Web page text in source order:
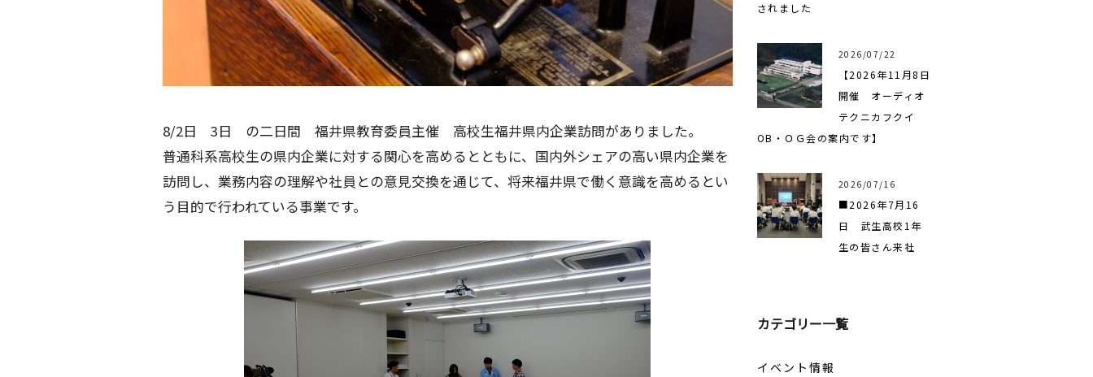
8/2日 3日 の二日間 福井県教育委員主催 高校生福井県内企業訪問がありました。
普通科系高校生の県内企業に対する関心を高めるとともに、国内外シェアの高い県内企業を
訪問し、業務内容の理解や社員との意見交換を通じて、将来福井県で働く意識を高めるとい
う目的で行われている事業です。
されました
2026/07/22
【2026年11月8日
開催 オーディオ
テクニカフクイ
OB・ＯＧ会の案内です】
2026/07/16
■2026年7月16
日 武生高校1年
生の皆さん来社
カテゴリー一覧
イベント情報